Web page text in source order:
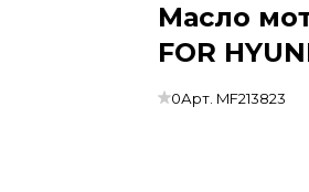
Масло
FOR
0Арт. MF213823